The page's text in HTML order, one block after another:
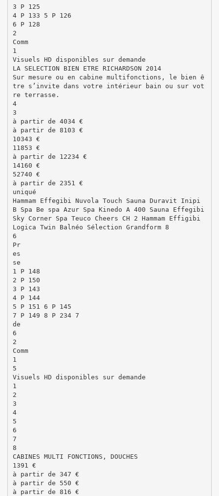
3 P 125
4 P 133 5 P 126
6 P 128
2
Comm
1
Visuels HD disponibles sur demande
LA SELECTION BIEN ETRE RICHARDSON 2014
Sur mesure ou en cabine multifonctions, le bien ê
tre s’invite dans votre intérieur bain ou sur vot
re terrasse.
4
3
à partir de 4034 €
à partir de 8103 €
10343 €
11853 €
à partir de 12234 €
14160 €
52740 €
à partir de 2351 €
uniqué
Hammam Effegibi Nuvola Touch Sauna Duravit Inipi
B Spa Be spa Azur Spa Kinedo A 400 Sauna Effegibi
Sky Corner Spa Teuco Cheers CH 2 Hammam Effigibi
Logica Twin Balnéo Sélection Grandform 8
6
Pr
es
se
1 P 148
2 P 150
3 P 143
4 P 144
5 P 151 6 P 145
7 P 149 8 P 234 7
de
6
2
Comm
1
5
Visuels HD disponibles sur demande
1
2
3
4
5
6
7
8
CABINES MULTI FONCTIONS, DOUCHES
1391 €
à partir de 347 €
à partir de 550 €
à partir de 816 €